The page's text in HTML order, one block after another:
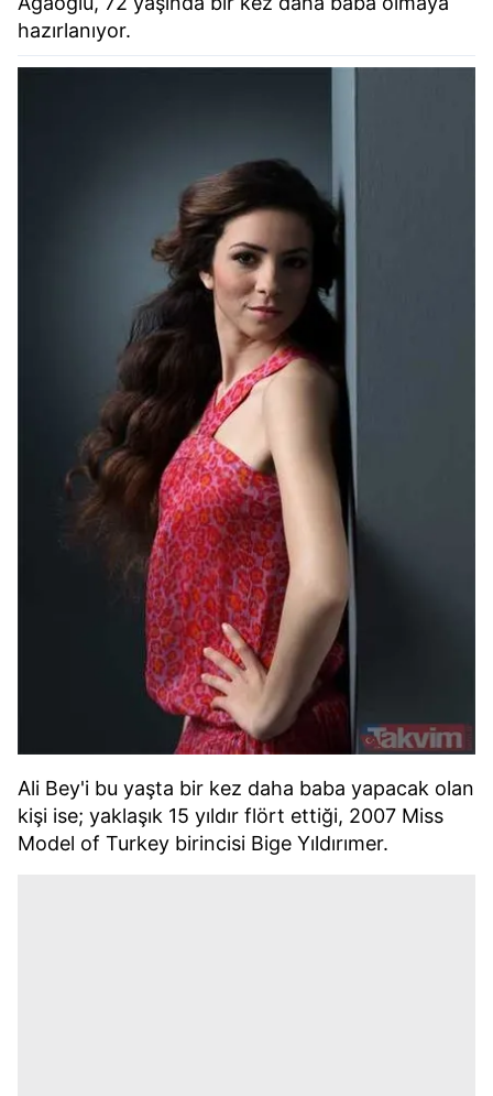
hazırlanıyor.
Ali Bey'i bu yaşta bir kez daha baba yapacak olan
kişi ise; yaklaşık 15 yıldır flört ettiği, 2007 Miss
Model of Turkey birincisi Bige Yıldırımer.